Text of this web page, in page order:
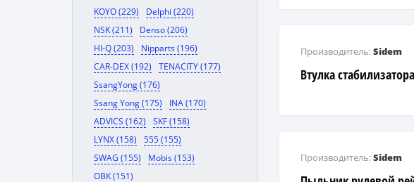
KOYO (229)
Delphi (220)
NSK (211)
Denso (206)
HI-Q (203)
Nipparts (196)
CAR-DEX (192)
TENACITY (177)
SsangYong (176)
Ssang Yong (175)
INA (170)
ADVICS (162)
SKF (158)
LYNX (158)
555 (155)
SWAG (155)
Mobis (153)
OBK (151)
Втулка
Производитель:Sidem
Производитель:Sidem